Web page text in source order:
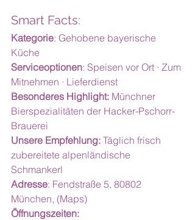
Smart Facts:
Kategorie: Gehobene bayerische
Küche
Serviceoptionen: Speisen vor Ort · Zum
Mitnehmen · Lieferdienst
Besonderes Highlight: Münchner
Bierspezialitäten der Hacker-Pschorr-
Brauerei
Unsere Empfehlung: Täglich frisch
zubereitete alpenländische
Schmankerl
Adresse: Fendstraße 5, 80802
München, (Maps)
Öffnungszeiten: